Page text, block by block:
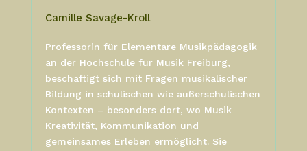
Camille Savage-Kroll
Professorin für Elementare Musikpädagogik
an der Hochschule für Musik Freiburg,
beschäftigt sich mit Fragen musikalischer
Bildung in schulischen wie außerschulischen
Kontexten – besonders dort, wo Musik
Kreativität, Kommunikation und
gemeinsames Erleben ermöglicht. Sie